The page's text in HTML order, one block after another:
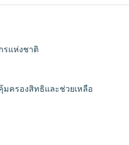
รแห่งชาติ
มครองสิทธิและช่วยเหลือ